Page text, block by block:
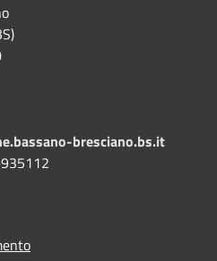
bresciano.bs.it